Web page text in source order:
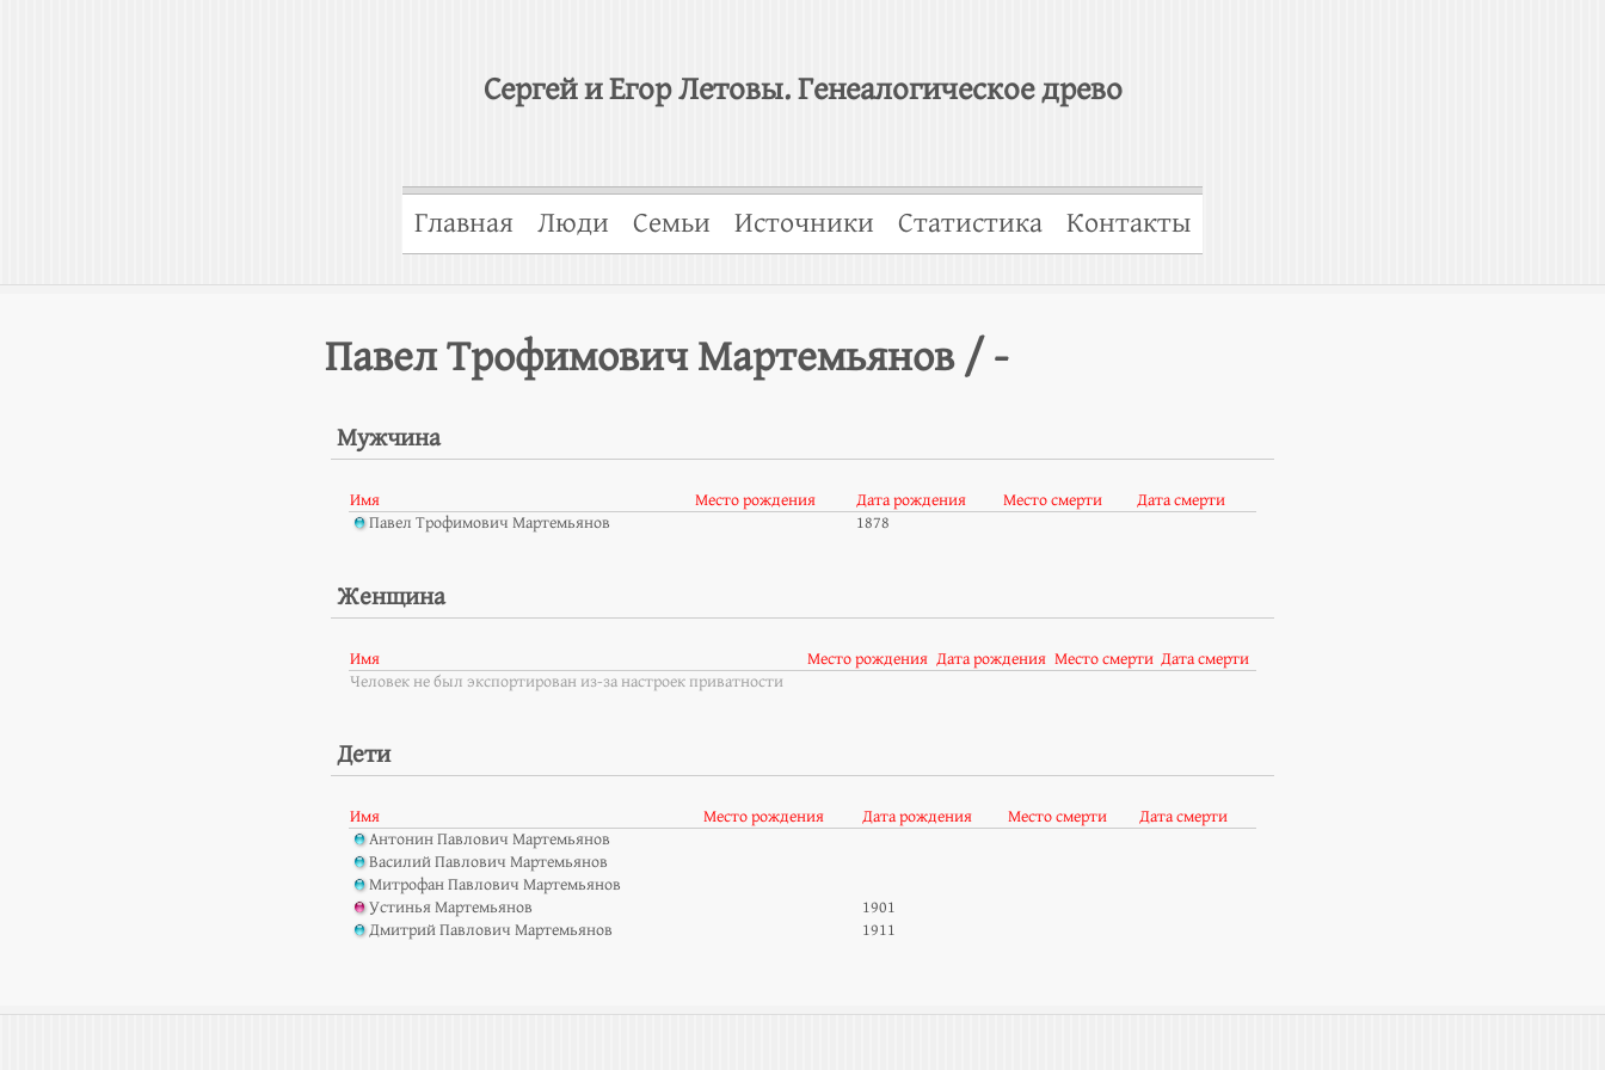
Сергей и Егор Летовы. Генеалогическое древо
Главная Люди Семьи Источники Статистика Контакты
Павел Трофимович Мартемьянов / -
Мужчина
Имя Место рождения Дата рождения Место смерти
Дата смерти
Павел Трофимович Мартемьянов
1878
Женщина
Имя Место рождения Дата рождения Место смерти Дата смерти
Человек не был экспортирован из-за настроек приватности
Дети
Имя Место рождения Дата рождения Место смерти
Дата смерти
Антонин Павлович Мартемьянов
Василий Павлович Мартемьянов
Митрофан Павлович Мартемьянов
Устинья Мартемьянов
1901
Дмитрий Павлович Мартемьянов
1911